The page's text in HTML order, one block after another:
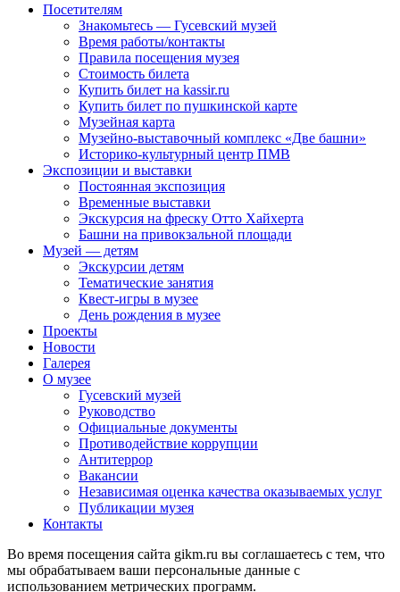
Посетителям
Знакомьтесь — Гусевский музей
Время работы/контакты
Правила посещения музея
Стоимость билета
Купить билет на kassir.ru
Купить билет по пушкинской карте
Музейная карта
Музейно-выставочный комплекс «Две башни»
Историко-культурный центр ПМВ
Экспозиции и выставки
Постоянная экспозиция
Временные выставки
Экскурсия на фреску Отто Хайхерта
Башни на привокзальной площади
Музей — детям
Экскурсии детям
Тематические занятия
Квест-игры в музее
День рождения в музее
Проекты
Новости
Галерея
О музее
Гусевский музей
Руководство
Официальные документы
Противодействие коррупции
Антитеррор
Вакансии
Независимая оценка качества оказываемых услуг
Публикации музея
Контакты
Во время посещения сайта gikm.ru вы соглашаетесь с тем, что
мы обрабатываем ваши персональные данные с
использованием метрических программ.